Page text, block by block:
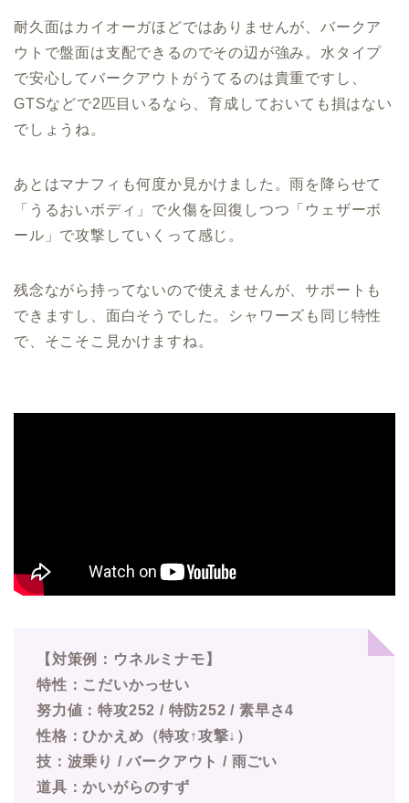
耐久面はカイオーガほどではありませんが、バークア
ウトで盤面は支配できるのでその辺が強み。水タイプ
で安心してバークアウトがうてるのは貴重ですし、
GTSなどで2匹目いるなら、育成しておいても損はない
でしょうね。
あとはマナフィも何度か見かけました。雨を降らせて
「うるおいボディ」で火傷を回復しつつ「ウェザーボ
ール」で攻撃していくって感じ。
残念ながら持ってないので使えませんが、サポートも
できますし、面白そうでした。シャワーズも同じ特性
で、そこそこ見かけますね。
【対策例：ウネルミナモ】
特性：こだいかっせい
努力値：特攻252 / 特防252 / 素早さ4
性格：ひかえめ（特攻↑攻撃↓）
技：波乗り / バークアウト / 雨ごい
道具：かいがらのすず